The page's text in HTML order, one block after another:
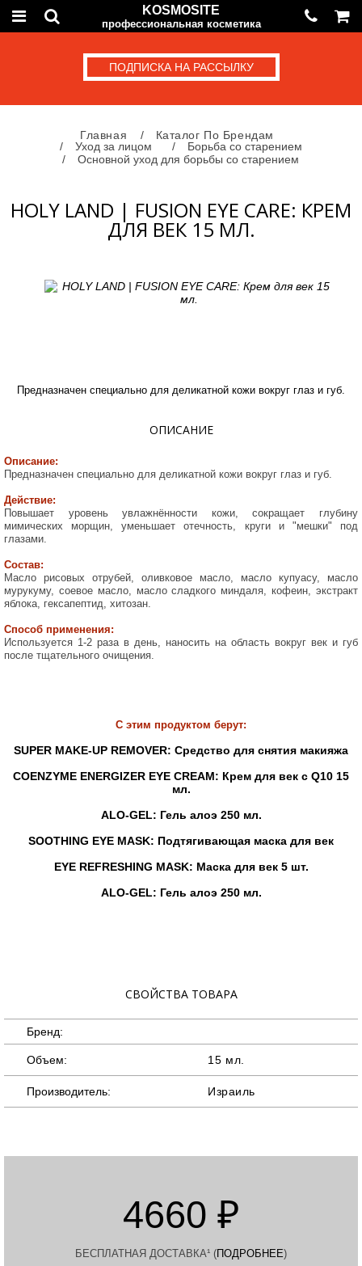
KOSMOSITE
профессиональная косметика
ПОДПИСКА НА РАССЫЛКУ
Главная
Каталог По Брендам
Уход за лицом
Борьба со старением
Основной уход для борьбы со старением
HOLY LAND | FUSION EYE CARE: КРЕМ
ДЛЯ ВЕК 15 МЛ.
Предназначен специально для деликатной кожи вокруг глаз и губ.
ОПИСАНИЕ
Описание:
Предназначен специально для деликатной кожи вокруг глаз и губ.
Действие:
Повышает уровень увлажнённости кожи, сокращает глубину
мимических морщин, уменьшает отечность, круги и "мешки" под
глазами.
Состав:
Масло рисовых отрубей, оливковое масло, масло купуасу, масло
мурукуму, соевое масло, масло сладкого миндаля, кофеин, экстракт
яблока, гексапептид, хитозан.
Способ применения:
Используется 1-2 раза в день, наносить на область вокруг век и губ
после тщательного очищения.
С этим продуктом берут:
SUPER MAKE-UP REMOVER: Средство для снятия макияжа
COENZYME ENERGIZER EYE CREAM: Крем для век с Q10 15
мл.
ALO-GEL: Гель алоэ 250 мл.
SOOTHING EYE MASK: Подтягивающая маска для век
EYE REFRESHING MASK: Маска для век 5 шт.
ALO-GEL: Гель алоэ 250 мл.
СВОЙСТВА ТОВАРА
Бренд:
Объем: 15 мл.
Производитель: Израиль
4660 ₽
БЕСПЛАТНАЯ ДОСТАВКА¹ (ПОДРОБНЕЕ)